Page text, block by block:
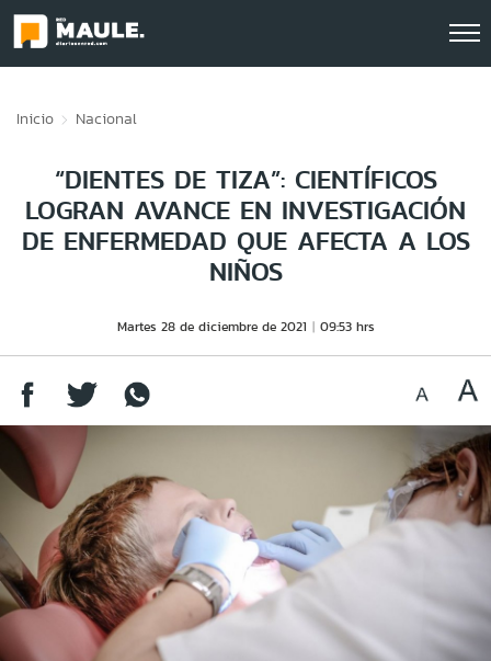
Inicio Nacional
“DIENTES DE TIZA”: CIENTÍFICOS
LOGRAN AVANCE EN INVESTIGACIÓN
DE ENFERMEDAD QUE AFECTA A LOS
NIÑOS
Martes 28 de diciembre de 2021 09:53 hrs